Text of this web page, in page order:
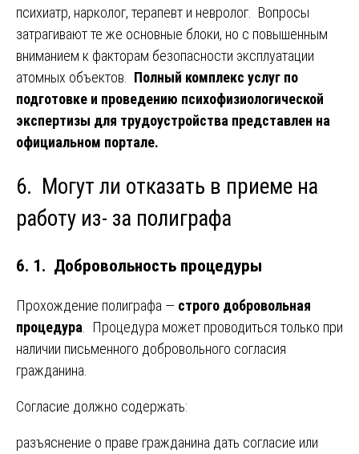
психиатр, нарколог, терапевт и невролог. Вопросы
затрагивают те же основные блоки, но с повышенным
вниманием к факторам безопасности эксплуатации
атомных объектов. Полный комплекс услуг по
подготовке и проведению психофизиологической
экспертизы для трудоустройства представлен на
официальном портале.
6. Могут ли отказать в приеме на
работу из- за полиграфа
6. 1. Добровольность процедуры
Прохождение полиграфа — строго добровольная
процедура . Процедура может проводиться только при
наличии письменного добровольного согласия
гражданина.
Согласие должно содержать:
разъяснение о праве гражданина дать согласие или